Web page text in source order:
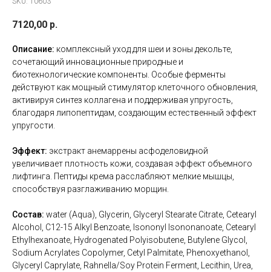
7120,00 р.
Описание: комплексный уход для шеи и зоны декольте,
сочетающий инновационные природные и
биотехнологические компоненты. Особые ферменты
действуют как мощный стимулятор клеточного обновления,
активируя синтез коллагена и поддерживая упругость,
благодаря липопептидам, создающим естественный эффект
упругости.
Эффект: экстракт анемаррены асфоделовидной
увеличивает плотность кожи, создавая эффект объемного
лифтинга. Пептиды крема расслабляют мелкие мышцы,
способствуя разглаживанию морщин.
Состав: water (Aqua), Glycerin, Glyceryl Stearate Citrate, Cetearyl
Alcohol, C12-15 Alkyl Benzoate, Isononyl Isononanoate, Cetearyl
Ethylhexanoate, Hydrogenated Polyisobutene, Butylene Glycol,
Sodium Acrylates Copolymer, Cetyl Palmitate, Phenoxyethanol,
Glyceryl Caprylate, Rahnella/Soy Protein Ferment, Lecithin, Urea,